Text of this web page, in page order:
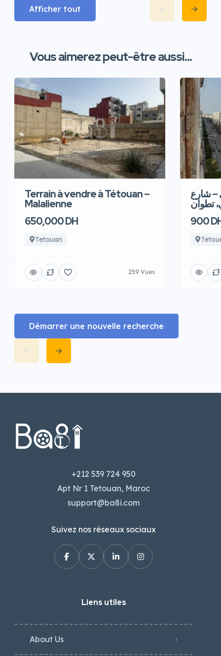
Afficher tout
Vous aimerez peut-être aussi...
Terrain à vendre à Tétouan –
Malalienne
650,000 DH
Tetouan
259 Vues
– شارع
تطوان
900
Démarrer une nouvelle recherche
+212 539 724 950
Apt Nr 1 Tetouan, Maroc
support@ba8i.com
Suivez nos réseaux sociaux
Liens utiles
About Us